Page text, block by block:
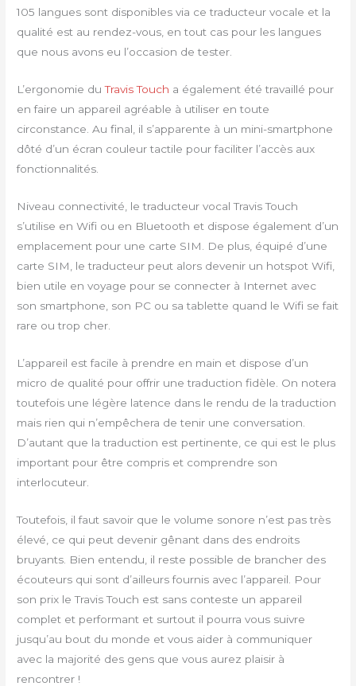
105 langues sont disponibles via ce traducteur vocale et la
qualité est au rendez-vous, en tout cas pour les langues
que nous avons eu l’occasion de tester.
L’ergonomie duTravis Touch a également été travaillé pour
en faire un appareil agréable à utiliser en toute
circonstance. Au final, il s’apparente à un mini-smartphone
dôté d’un écran couleur tactile pour faciliter l’accès aux
fonctionnalités.
Niveau connectivité, le traducteur vocal Travis Touch
s’utilise en Wifi ou en Bluetooth et dispose également d’un
emplacement pour une carte SIM. De plus, équipé d’une
carte SIM, le traducteur peut alors devenir un hotspot Wifi,
bien utile en voyage pour se connecter à Internet avec
son smartphone, son PC ou sa tablette quand le Wifi se fait
rare ou trop cher.
L’appareil est facile à prendre en main et dispose d’un
micro de qualité pour offrir une traduction fidèle. On notera
toutefois une légère latence dans le rendu de la traduction
mais rien qui n’empêchera de tenir une conversation.
D’autant que la traduction est pertinente, ce qui est le plus
important pour être compris et comprendre son
interlocuteur.
Toutefois, il faut savoir que le volume sonore n’est pas très
élevé, ce qui peut devenir gênant dans des endroits
bruyants. Bien entendu, il reste possible de brancher des
écouteurs qui sont d’ailleurs fournis avec l’appareil. Pour
son prix le Travis Touch est sans conteste un appareil
complet et performant et surtout il pourra vous suivre
jusqu’au bout du monde et vous aider à communiquer
avec la majorité des gens que vous aurez plaisir à
rencontrer !